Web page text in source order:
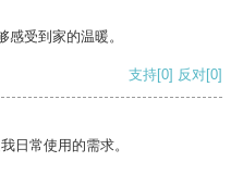
受到家的温暖。
支持[0] 反对[0]
日常使用的需求。